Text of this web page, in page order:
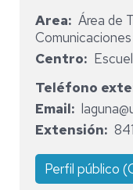
Area
Área de
Comunicaciones
Centro
Teléfono
Email
Extensión
Perfil público